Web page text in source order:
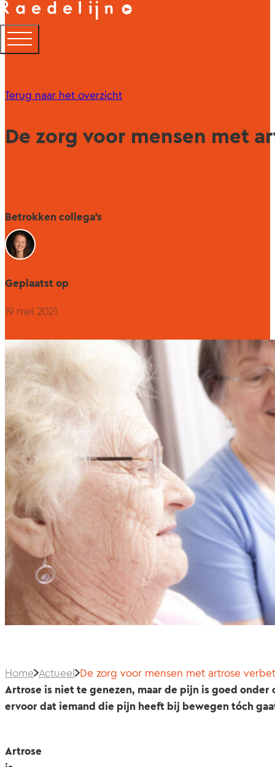
Terug naar het overzicht
De zorg voor mensen met
Betrokken collega's
Geplaatst op
19 mei 2021
Home Actueel De zorg voor mensen met artrose
Artrose is niet te genezen, maar de pijn is goed
ervoor dat iemand die pijn heeft bij bewegen tóch
Artrose